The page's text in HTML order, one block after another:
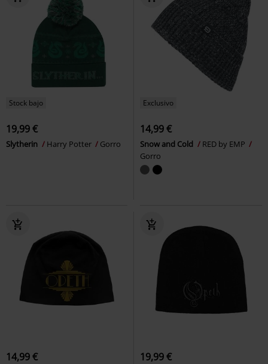
Stock bajo
19,99 €
Slytherin Harry Potter Gorro
Exclusivo
14,99 €
Snow and Cold
RED by EMP
Gorro
14,99 € 19,99 €